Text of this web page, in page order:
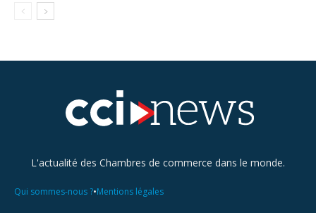
L'actualité des Chambres de commerce dans le monde.
Qui sommes-nous ?•Mentions légales